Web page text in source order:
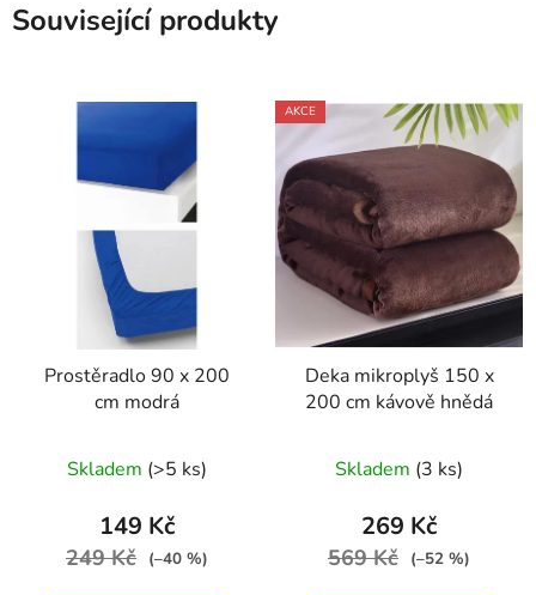
Související produkty
Prostěradlo 90 x 200
cm modrá
Skladem (>5 ks)
149 Kč
249 Kč (–40 %)
AKCE
Deka mikroplyš 150 x
200 cm kávově hnědá
Skladem (3 ks)
269 Kč
569 Kč (–52 %)